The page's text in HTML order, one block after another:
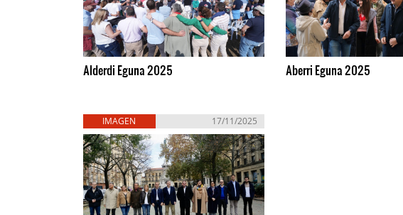
Alderdi Eguna 2025 Aberri Eguna 2025
IMAGEN 17/11/2025